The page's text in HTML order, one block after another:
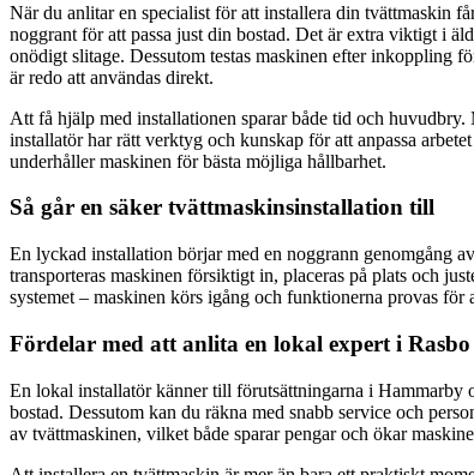
När du anlitar en specialist för att installera din tvättmaskin
noggrant för att passa just din bostad. Det är extra viktigt i
onödigt slitage. Dessutom testas maskinen efter inkoppling
är redo att användas direkt.
Att få hjälp med installationen sparar både tid och
installatör har rätt verktyg och kunskap för att anpassa
underhåller maskinen för bästa möjliga hållbarhet.
Så går en säker tvättmaskinsinstallation till
En lyckad installation börjar med en noggrann genomgång
transporteras maskinen försiktigt in, placeras på plats och
systemet – maskinen körs igång och funktionerna provas
Fördelar med att anlita en lokal expert i Rasbo
En lokal installatör känner till förutsättningarna i Hammarby
bostad. Dessutom kan du räkna med snabb service och
av tvättmaskinen, vilket både sparar pengar och ökar